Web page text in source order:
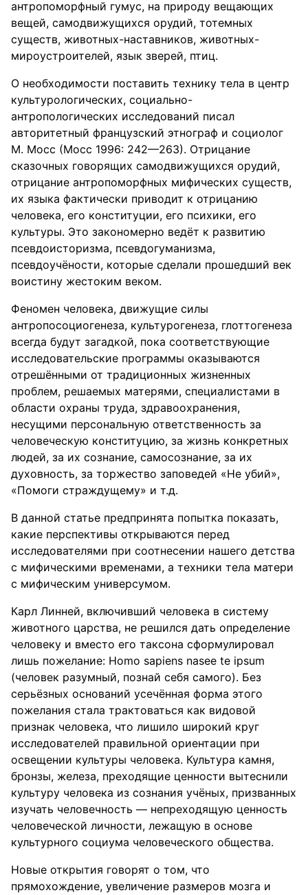
антропоморфный гумус, на природу вещающих
вещей, самодвижущихся орудий, тотемных
существ, животных-наставников, животных-
мироустроителей, язык зверей, птиц.
О необходимости поставить технику тела в центр
культурологических, социально-
антропологических исследований писал
авторитетный французский этнограф и социолог
М. Мосс (Мосс 1996: 242—263). Отрицание
сказочных говорящих самодвижущихся орудий,
отрицание антропоморфных мифических существ,
их языка фактически приводит к отрицанию
человека, его конституции, его психики, его
культуры. Это закономерно ведёт к развитию
псевдоисторизма, псевдогуманизма,
псевдоучёности, которые сделали прошедший век
воистину жестоким веком.
Феномен человека, движущие силы
антропосоциогенеза, культурогенеза, глоттогенеза
всегда будут загадкой, пока соответствующие
исследовательские программы оказываются
отрешёнными от традиционных жизненных
проблем, решаемых матерями, специалистами в
области охраны труда, здравоохранения,
несущими персональную ответственность за
человеческую конституцию, за жизнь конкретных
людей, за их сознание, самосознание, за их
духовность, за торжество заповедей «Не убий»,
«Помоги страждущему» и т.д.
В данной статье предпринята попытка показать,
какие перспективы открываются перед
исследователями при соотнесении нашего детства
с мифическими временами, а техники тела матери
с мифическим универсумом.
Карл Линней, включивший человека в систему
животного царства, не решился дать определение
человеку и вместо его таксона сформулировал
лишь пожелание: Homo sapiens nasee te ipsum
(человек разумный, познай себя самого). Без
серьёзных оснований усечённая форма этого
пожелания стала трактоваться как видовой
признак человека, что лишило широкий круг
исследователей правильной ориентации при
освещении культуры человека. Культура камня,
бронзы, железа, преходящие ценности вытеснили
культуру человека из сознания учёных, призванных
изучать человечность — непреходящую ценность
человеческой личности, лежащую в основе
культурного социума человеческого общества.
Новые открытия говорят о том, что
прямохождение, увеличение размеров мозга и